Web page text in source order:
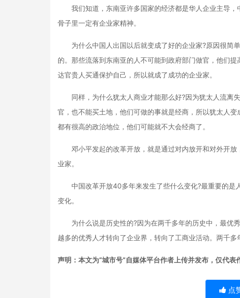
我们知道，东南亚许多国家的经济都是华人企业主导，
骨子里一定有企业家精神。
为什么中国人出国以后就变成了好的企业家?原因很简
的。那些流落到东南亚的人不可能到政府部门做官，他们
达官贵人买通保护自己，所以就成了成功的企业家。
同样，为什么犹太人商业才能那么好?因为犹太人流离
官，也不能买土地，他们可做的事就是经商，所以犹太人
都有很高的政治地位，他们可能就不大会经商了。
邓小平发起的改革开放，就是通过对内放开和对外开放
业家。
中国改革开放40多年来发生了些什么变化?最重要的是
变化。
为什么说是历史性的?因为在两千多年的历史中，最优
越多的优秀人才转向了企业界，转向了工商业活动。两千多
声明：本文为“城市号”自媒体平台作者上传并发布，仅代表
点